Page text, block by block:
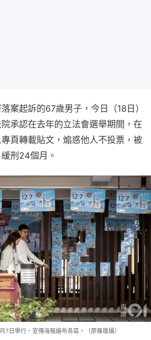
案起訴的67歲男子，今日（18日）
承認在去年的立法會選舉期間，在
頁轉載貼文，煽惑他人不投票，被
刑24個月。
7日舉行，宣傳海報遍布各區。（廖雁雄攝）